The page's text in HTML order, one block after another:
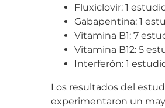
Fluxiclovir: 1
Gabapentina: 1
Vitamina B1: 7
Vitamina B12: 5
Interferón: 1
Los resultados del
experimentaron un